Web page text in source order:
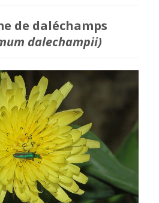
de daléchamps
dalechampii)